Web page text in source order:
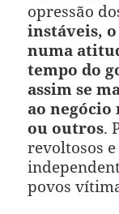
opressão
instáveis,
numa
tempo do
assim se
ao negócio
ou outros.
revoltosos
povos